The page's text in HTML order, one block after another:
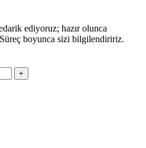
ediyoruz; hazır olunca
boyunca sizi bilgilendiririz.
+